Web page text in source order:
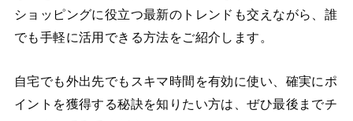
ショッピングに役立つ最新のトレンドも交えながら、誰
でも手軽に活用できる方法をご紹介します。
自宅でも外出先でもスキマ時間を有効に使い、確実にポ
イントを獲得する秘訣を知りたい方は、ぜひ最後までチ